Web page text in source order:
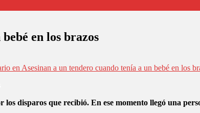
en los brazos
en Asesinan a un tendero cuando tenía a un bebé en los
los disparos que recibió. En ese momento llegó una